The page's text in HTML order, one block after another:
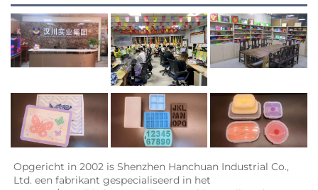
Opgericht in 2002 is Shenzhen Hanchuan Industrial Co.,
Ltd. een fabrikant gespecialiseerd in het